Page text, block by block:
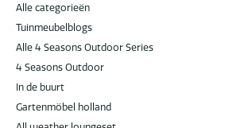
Alle categorieën
Tuinmeubelblogs
Alle 4 Seasons Outdoor Series
4 Seasons Outdoor
In de buurt
Gartenmöbel holland